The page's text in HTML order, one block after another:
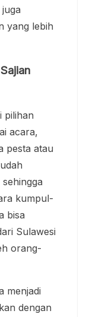
yang lebih
pilihan
acara,
pesta atau
kumpul-
bisa
Sulawesi
orang-
menjadi
dengan